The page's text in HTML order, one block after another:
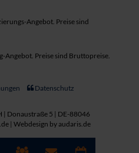
Angebot. Preise sind
Angebot. Preise sind Bruttopreise.
Datenschutz
Donaustraße 5 | DE-88046
| Webdesign by audaris.de